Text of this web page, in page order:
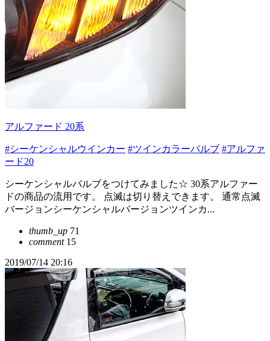
アルファード 20系
#シーケンシャルウインカー #ツインカラーバルブ #アルファ
ード20
シーケンシャルバルブをつけてみました☆ 30系アルファー
ドの商品の流用です。 点滅は切り替えできます。 通常点滅
バージョンシーケンシャルバージョンツインカ...
thumb_up 71
comment15
2019/07/14 20:16